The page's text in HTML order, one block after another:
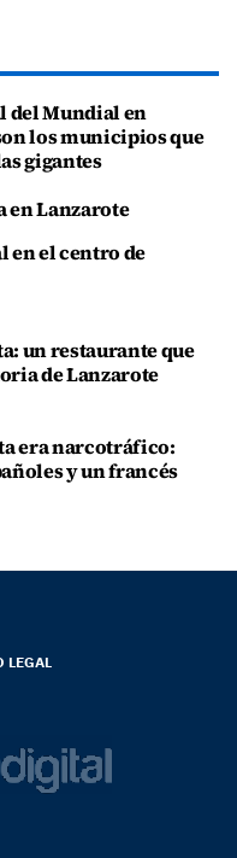
del Mundial en
los municipios que
gigantes
en Lanzarote
en el centro de
un restaurante que
de Lanzarote
era narcotráfico:
y un francés
LEGAL